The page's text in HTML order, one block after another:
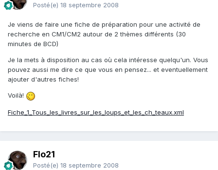
Posté(e) 18 septembre 2008
Je viens de faire une fiche de préparation pour une activité de
recherche en CM1/CM2 autour de 2 thèmes différents (30
minutes de BCD)
Je la mets à disposition au cas où cela intéresse quelqu'un. Vous
pouvez aussi me dire ce que vous en pensez... et eventuellement
ajouter d'autres fiches!
Voilà!
Fiche_1_Tous_les_livres_sur_les_loups_et_les_ch_teaux.xml
Flo21
Posté(e) 18 septembre 2008